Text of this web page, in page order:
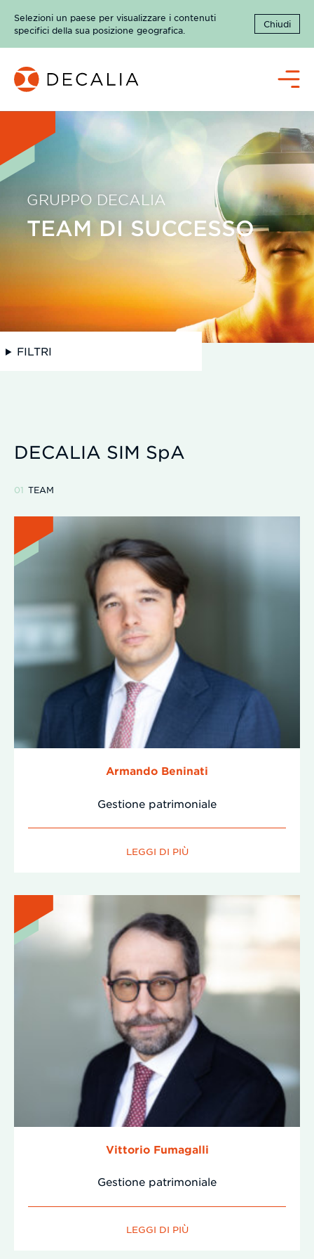
Selezioni un paese per visualizzare i contenuti
specifici della sua posizione geografica.
Chiudi
Menù
GRUPPO DECALIA
TEAM DI SUCCESSO
FILTRI
DECALIA SIM SpA
TEAM
Armando Beninati
Gestione patrimoniale
LEGGI DI PIÙ
Vittorio Fumagalli
Gestione patrimoniale
LEGGI DI PIÙ